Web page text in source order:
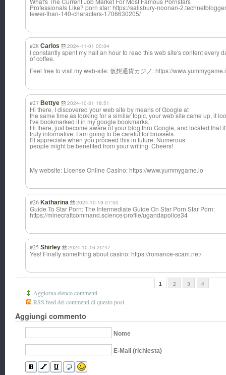
Professionals Like? porn star: https://salisbury-noonan-
fewer-than-140-characters-1706630205/
#28 Carlos 2024-11-01 00:04
I constantly spent my half an hour to read this web site's content every
of coffee.
Feel free to visit my web-site: 仮想通貨カジノ: https://
#27 Bettye 2024-10-31 18:51
Hi there, I discovered your web site by means of Google at
the same time as looking for a similar topic, your web site came up, it
I've bookmarked it in my google bookmarks.
Hi there, just become aware of your blog thru Google, and located that
truly informative. I am going to be careful for brussels.
I'll appreciate when you proceed this in future. Numerous
people might be benefited from your writing. Cheers!
My website: License Online Casino: https://www.yummygame.io
#26 Katharina 2024-10-19 07:00
Guide To Star Porn: The Intermediate Guide On Star Porn Star Porn:
https://minecraftcommand.science/profile/ugandapolice34
#25 Shirley 2024-10-16 20:47
Yes! Finally something about casino: https://romance-scam.net/.
1 2 3 4
Aggiorna elenco commenti
RSS feed dei commenti di questo post.
Aggiungi commento
Nome
E-Mail (richiesta)